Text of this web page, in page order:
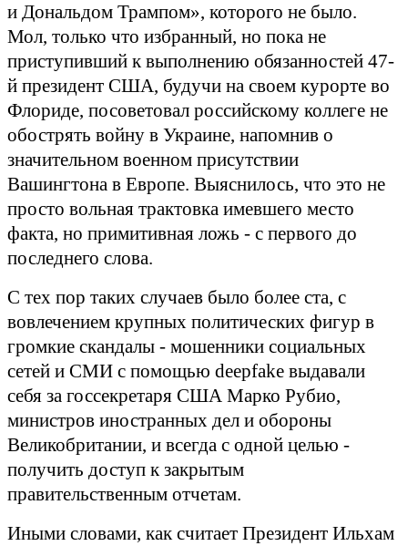
и Дональдом Трампом», которого не было.
Мол, только что избранный, но пока не
приступивший к выполнению обязанностей 47-
й президент США, будучи на своем курорте во
Флориде, посоветовал российскому коллеге не
обострять войну в Украине, напомнив о
значительном военном присутствии
Вашингтона в Европе. Выяснилось, что это не
просто вольная трактовка имевшего место
факта, но примитивная ложь - с первого до
последнего слова.
С тех пор таких случаев было более ста, с
вовлечением крупных политических фигур в
громкие скандалы - мошенники социальных
сетей и СМИ с помощью deepfake выдавали
себя за госсекретаря США Марко Рубио,
министров иностранных дел и обороны
Великобритании, и всегда с одной целью -
получить доступ к закрытым
правительственным отчетам.
Иными словами, как считает Президент Ильхам